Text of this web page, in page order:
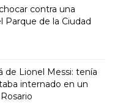
contra una
Parque de la Ciudad
de Lionel Messi: tenía
internado en un